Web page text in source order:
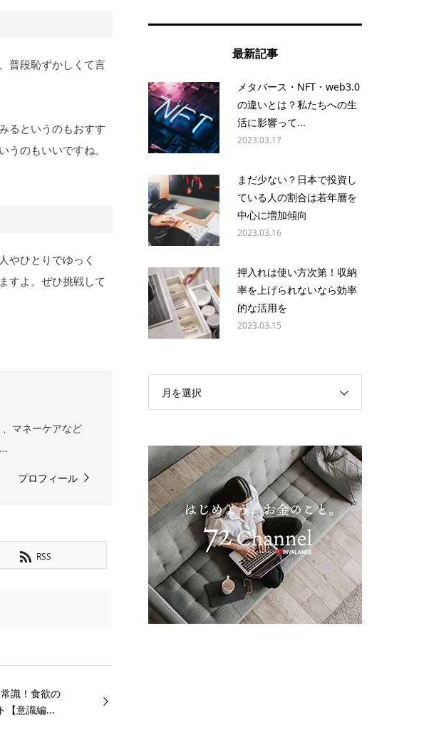
普段恥ずかしくて言
るというのもおすす
のもいいですね。
やひとりでゆっく
すよ。ぜひ挑戦して
マネーケアなど
プロフィール
RSS
識！食欲の
【意識編...
最新記事
メタバース・NFT・web3.0
の違いとは？私たちへの生
活に影響って...
2023.03.17
まだ少ない？日本で投資し
ている人の割合は若年層を
中心に増加傾向
2023.03.16
押入れは使い方次第！収納
率を上げられないなら効率
的な活用を
2023.03.15
月を選択